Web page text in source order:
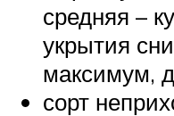
средняя –
укрытия
максимум,
сорт